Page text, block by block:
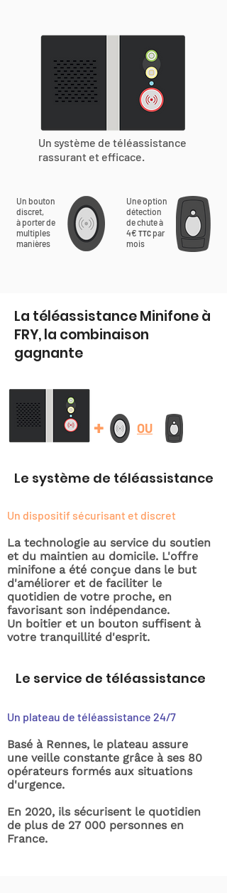
Un système de téléassistance
rassurant et efficace.
Un bouton
discret,
à porter de
multiples
manières
Une option
détection
de chute à
4€ TTC par
mois
La téléassistance Minifone à
FRY, la combinaison
gagnante
+ OU
Le système de téléassistance
Un dispositif sécurisant et discret
La technologie au service du soutien
et du maintien au domicile. L'offre
minifone a été conçue dans le but
d'améliorer et de faciliter le
quotidien de votre proche, en
favorisant son indépendance.
Un boitier et un bouton suffisent à
votre tranquillité d'esprit.
Le service de téléassistance
Un plateau de téléassistance 24/7
Basé à Rennes, le plateau assure
une veille constante grâce à ses 80
opérateurs formés aux situations
d'urgence.
En 2020, ils sécurisent le quotidien
de plus de 27 000 personnes en
France.